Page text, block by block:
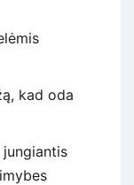
kad oda